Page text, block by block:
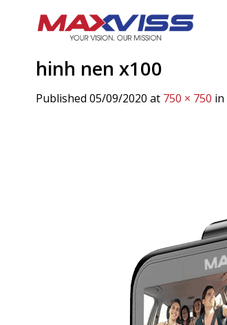
hinh nen x100
Published 05/09/2020 at 750 × 750 in